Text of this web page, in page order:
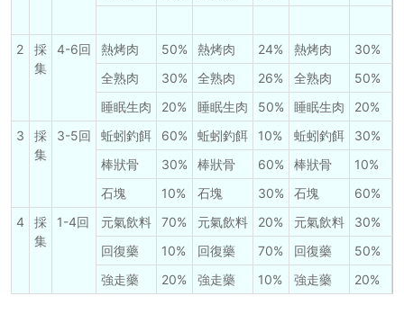
2
採
集
4-6回 熱烤肉 50% 熱烤肉 24% 熱烤肉 30%
全熟肉
30% 全熟肉 26% 全熟肉
50%
睡眠生肉
20% 睡眠生肉 50% 睡眠生肉
20%
3
採
集
3-5回 蚯蚓釣餌 60% 蚯蚓釣餌 10% 蚯蚓釣餌 30%
棒狀骨
30% 棒狀骨 60% 棒狀骨
10%
石塊
10% 石塊 30% 石塊
60%
4
採
集
1-4回 元氣飲料 70% 元氣飲料 20% 元氣飲料 30%
回復藥
10% 回復藥 70% 回復藥
50%
強走藥
20% 強走藥 10% 強走藥 20%